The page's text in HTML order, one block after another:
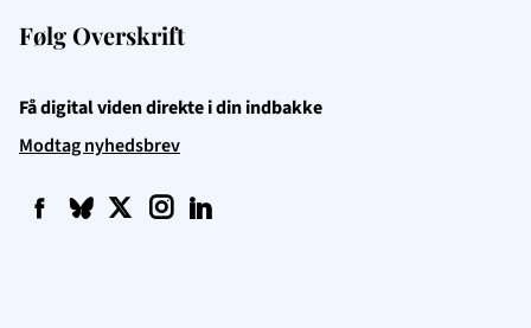
Følg Overskrift
Få digital viden direkte i din indbakke
Modtag nyhedsbrev
f q t i l